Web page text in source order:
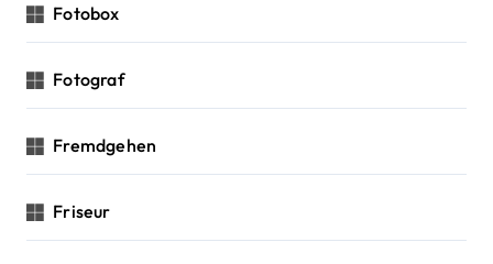
Fotobox
Fotograf
Fremdgehen
Friseur